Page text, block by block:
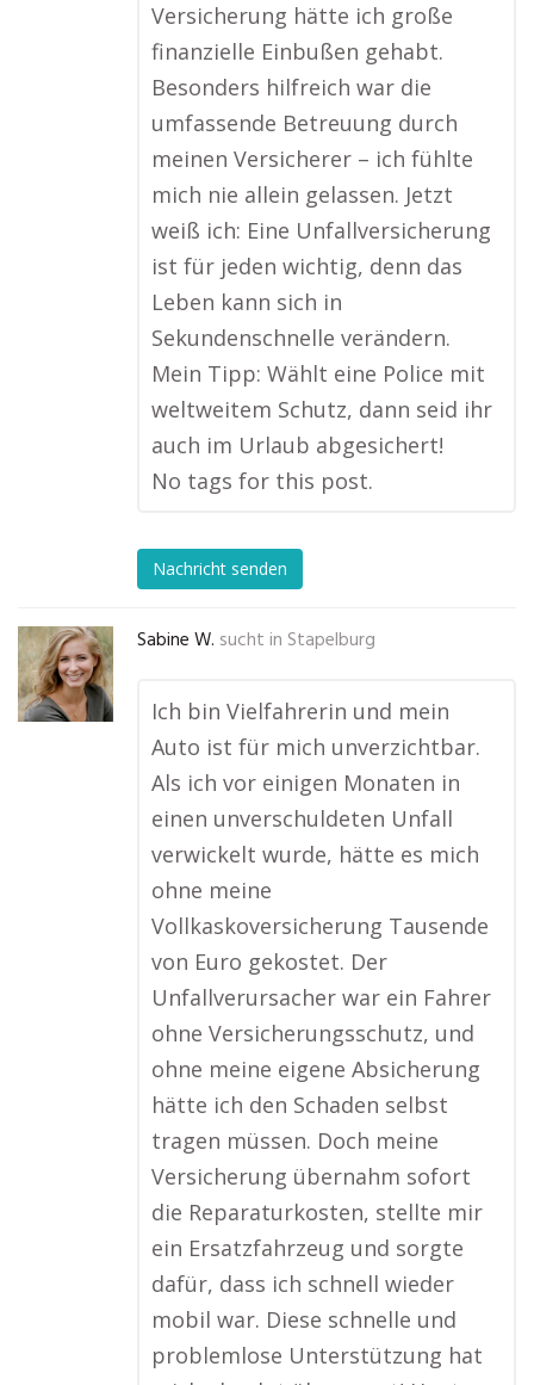
Versicherung hätte ich große
finanzielle Einbußen gehabt.
Besonders hilfreich war die
umfassende Betreuung durch
meinen Versicherer – ich fühlte
mich nie allein gelassen. Jetzt
weiß ich: Eine Unfallversicherung
ist für jeden wichtig, denn das
Leben kann sich in
Sekundenschnelle verändern.
Mein Tipp: Wählt eine Police mit
weltweitem Schutz, dann seid ihr
auch im Urlaub abgesichert!
No tags for this post.
Nachricht senden
Sabine W. sucht in Stapelburg
Ich bin Vielfahrerin und mein
Auto ist für mich unverzichtbar.
Als ich vor einigen Monaten in
einen unverschuldeten Unfall
verwickelt wurde, hätte es mich
ohne meine
Vollkaskoversicherung Tausende
von Euro gekostet. Der
Unfallverursacher war ein Fahrer
ohne Versicherungsschutz, und
ohne meine eigene Absicherung
hätte ich den Schaden selbst
tragen müssen. Doch meine
Versicherung übernahm sofort
die Reparaturkosten, stellte mir
ein Ersatzfahrzeug und sorgte
dafür, dass ich schnell wieder
mobil war. Diese schnelle und
problemlose Unterstützung hat